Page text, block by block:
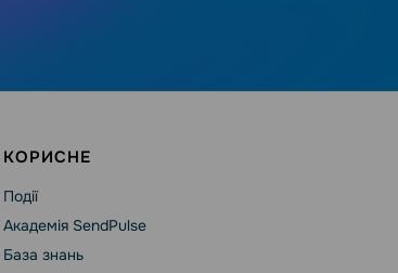
КОРИСНЕ
Події
Академія SendPulse
База знань